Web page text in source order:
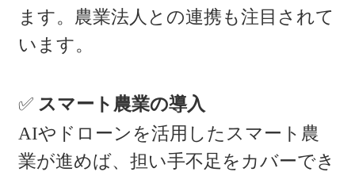
ます。農業法人との連携も注目されて
います。
✅ スマート農業の導入
AIやドローンを活用したスマート農
業が進めば、担い手不足をカバーでき